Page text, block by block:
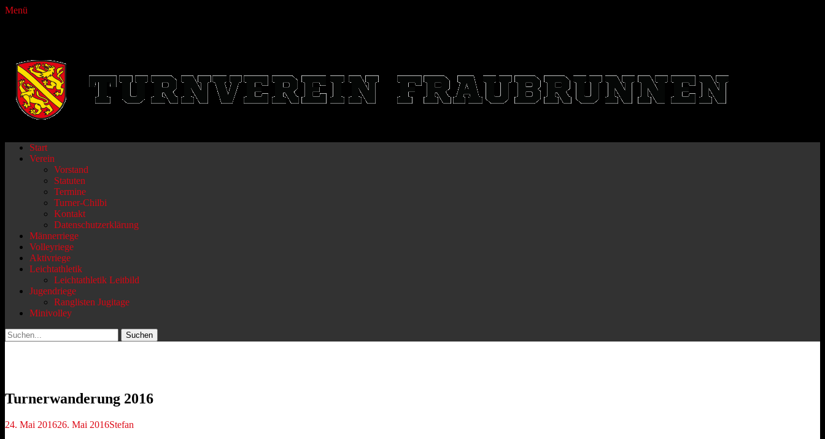
Menü
Primäres
Menü
Zum
Inhalt
Start
Verein
Vorstand
Statuten
Termine
Turner-Chilbi
Kontakt
Datenschutzerklärung
Männerriege
Volleyriege
Aktivriege
Leichtathletik
Leichtathletik Leitbild
Jugendriege
Ranglisten Jugitage
Minivolley
Suchen
Suchen
nach:
Turnerwanderung 2016
Veröffentlicht
24. Mai 201626. Mai 2016Autor
Stefan